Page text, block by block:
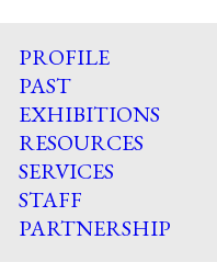
PROFILE
PAST
EXHIBITIONS
RESOURCES
SERVICES
STAFF
PARTNERSHIP